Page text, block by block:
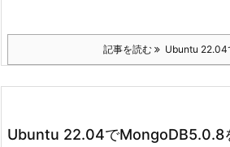
記事を読む Ubuntu 22.04
Ubuntu 22.04でMongoDB5.0.8